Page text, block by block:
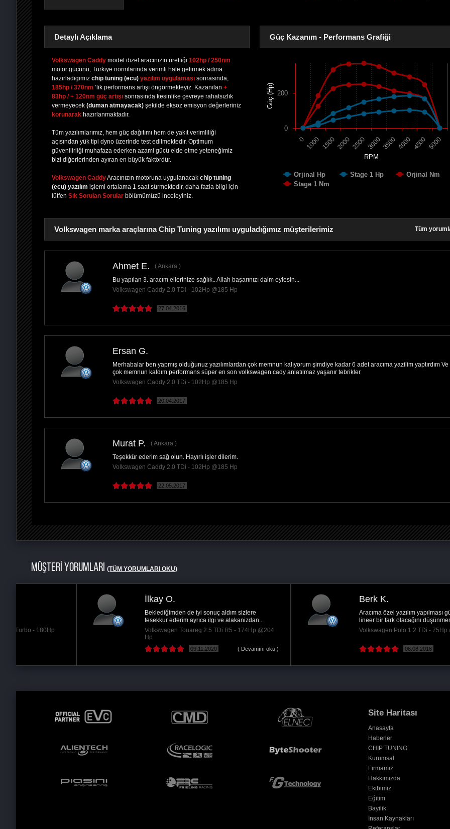
PAYLAŞPAYLAŞPLUS'TA
PAYLAŞ
PAYLAŞ
Detaylı Açıklama
Volkswagen Caddy model dizel aracınızın ürettiği 102hp / 250nm
motor gücünü, Türkiye normlarında verimli hale getirmek adına
hazırladıgımız chip tuning (ecu) yazılım uygulaması sonrasında,
185hp / 370nm ’lik performans artışı öngörmekteyiz. Kazanılan +
83hp / + 120nm güç artışı sonrasında kesinlike çevreye rahatsızlık
vermeyecek (duman atmayacak) şekilde eksoz emisyon değerleriniz
korunarak hazırlanmaktadır.
Tüm yazılımlarımız, hem güç dağıtımı hem de yakıt verimliliği
açısından yük tipi dyno üzerinde test edilmektedir. Optimum
güvenilirliği muhafaza ederken azami gücü elde etme yeteneğimiz
bizi diğerlerinden ayıran en büyük faktördür.
Volkswagen CaddyAracınızın motoruna uygulanacak chip tuning
(ecu) yazılım işlemi ortalama 1 saat sürmektedir, daha fazla bilgi için
lütfen Sık Sorulan Sorular bölümümüzü inceleyiniz.
Güç Kazanım - Performans Grafiği
RPM
Güç (Hp)
Orjinal Hp Stage 1 Hp
Orjinal Nm
Stage 1 Nm
0 1000 150020002500 30003500 4000 4500 5000
0
200
Volkswagen marka araçlarına Chip Tuning yazılımı uyguladığımız müşterilerimiz Tüm
Ahmet E.
Ankara
Bu yapılan 3. aracım ellerinize sağlık.. Allah başarınızı daim eylesin...
Volkswagen Caddy 2.0 TDi - 102Hp @185 Hp
27.04.2016
Ersan G.
Merhabalar ben yapmış olduğunuz yazılımlardan çok memnun kalıyorum şimdiye kadar 6 adet aracıma yazilim yaptırdım Ve
çok memnun kaldım performans süper en son volkswagen cady anlatılmaz yaşanır tebrikler
Volkswagen Caddy 2.0 TDi - 102Hp @185 Hp
20.04.2017
Murat P.
Ankara
Teşekkür ederim sağ olun. Hayırlı işler dilerim.
Volkswagen Caddy 2.0 TDi - 102Hp @185 Hp
22.05.2017
MÜŞTERİ YORUMLARI (TÜM YORUMLARI OKU)
İlkay O.
Beklediğimden de iyi sonuç aldım sizlere
tesekkur ederim ayrıca ilgi ve alakanizdan...
Volkswagen Touareg 2.5 TDi R5 - 174Hp @204
09.11.2020 ( Devamını oku )
Berk K.
Aracıma özel yazılım yapılması güzel. Bu kadar
lineer bir fark olacağını düşünmemiştim. Alt...
Volkswagen Polo 1.2 TDi - 75Hp @98 Hp
08.08.2018 ( Devamını oku )
Site Haritası
Anasayfa
Haberler
CHIP TUNING
Kurumsal
Firmamız
Hakkımızda
Ekibimiz
Eğitim
Bayilik
İnsan Kaynakları